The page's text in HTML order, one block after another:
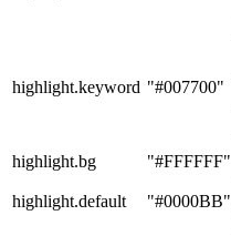
highlight.keyword "#007700"
highlight.bg "#FFFFFF"
highlight.default "#0000BB"